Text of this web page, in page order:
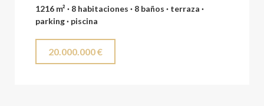
1216 m² · 8 habitaciones · 8 baños · terraza ·
parking · piscina
20.000.000 €